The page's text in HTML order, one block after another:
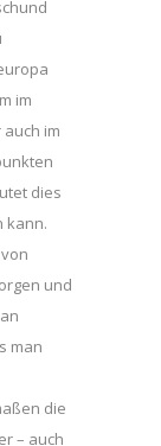
im
im
dies
kann.
und
man
die
– auch